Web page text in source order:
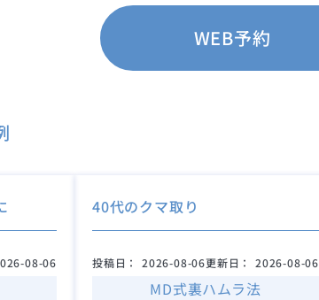
WEB予約
08-06
40代のクマ取り
投稿日： 2026-08-06更新日： 2026-08-06
MD式裏ハムラ法